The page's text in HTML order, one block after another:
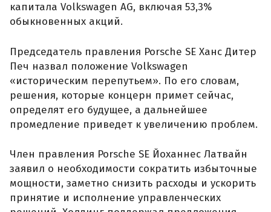
капитала Volkswagen AG, включая 53,3%
обыкновенных акций.
Председатель правления Porsche SE Ханс Дитер
Печ назвал положение Volkswagen
«историческим перепутьем». По его словам,
решения, которые концерн примет сейчас,
определят его будущее, а дальнейшее
промедление приведет к увеличению проблем.
Член правления Porsche SE Йоханнес Латвайн
заявил о необходимости сократить избыточные
мощности, заметно снизить расходы и ускорить
принятие и исполнение управленческих